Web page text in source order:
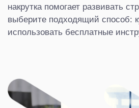
накрутка помогает развивать
выберите подходящий способ:
использовать бесплатные